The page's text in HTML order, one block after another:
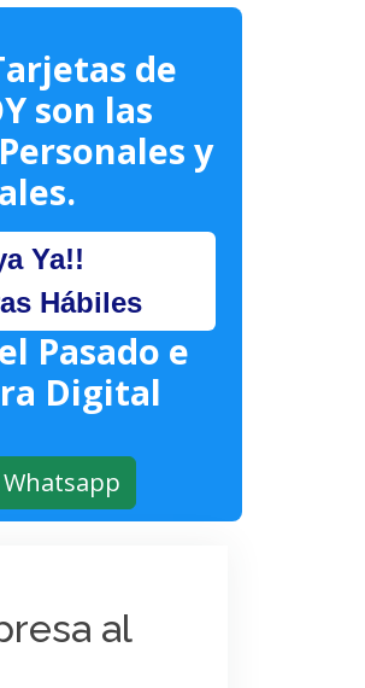
de
son las
y
Ya!!
Hábiles
Pasado e
Digital
al